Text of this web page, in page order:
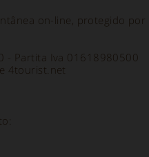
on-line, protegido por
- Partita Iva 01618980500
4tourist.net